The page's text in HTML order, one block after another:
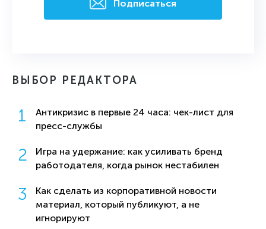
Подписаться
ВЫБОР РЕДАКТОРА
Антикризис в первые 24 часа: чек-лист для
пресс-службы
Игра на удержание: как усиливать бренд
работодателя, когда рынок нестабилен
Как сделать из корпоративной новости
материал, который публикуют, а не
игнорируют